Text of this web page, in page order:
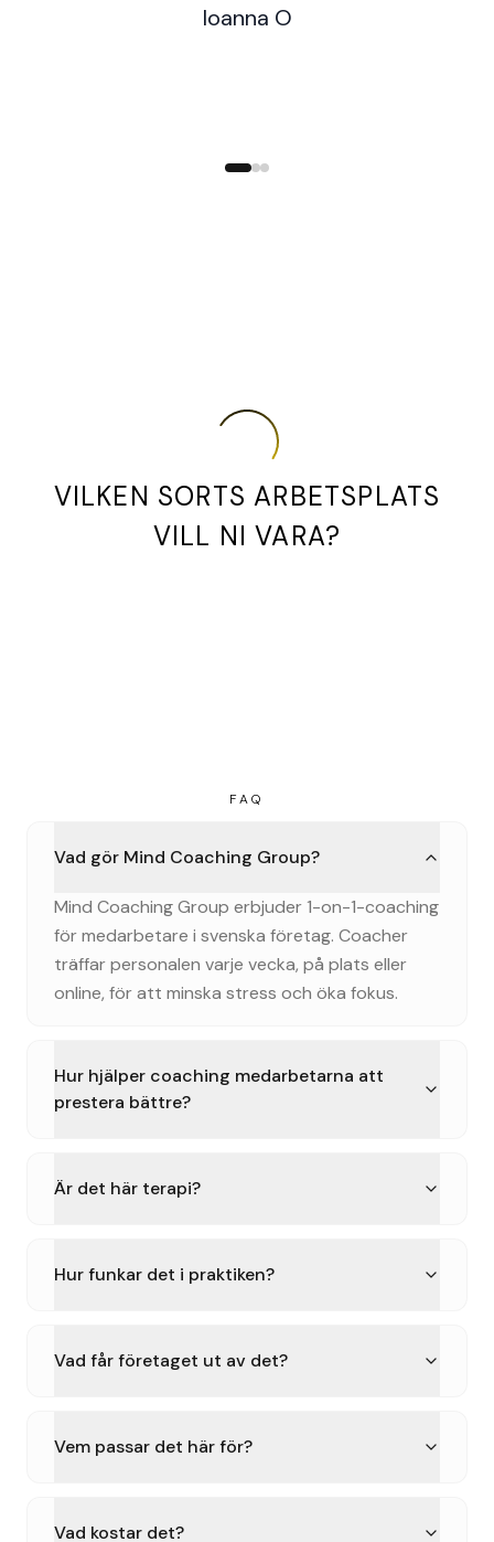
Ioanna O
VILKEN SORTS ARBETSPLATS
VILL NI VARA?
FAQ
Vad gör Mind Coaching Group?
Mind Coaching Group erbjuder 1-on-1-coaching
för medarbetare i svenska företag. Coacher
träffar personalen varje vecka, på plats eller
online, för att minska stress och öka fokus.
Hur hjälper coaching medarbetarna att
prestera bättre?
Är det här terapi?
Hur funkar det i praktiken?
Vad får företaget ut av det?
Vem passar det här för?
Vad kostar det?